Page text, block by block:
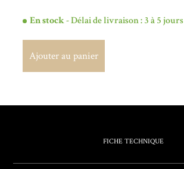
En stock- Délai de livraison : 3 à 5 jours
Ajouter au panier
Ajouter au panier
FICHE TECHNIQUE